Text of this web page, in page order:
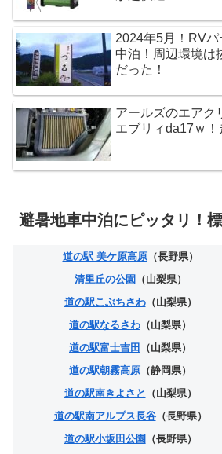
2024年5月！RV
中泊！周辺環境は
だった！
アールズのエアク
エブリィda17ｗ！
避暑地車中泊にピッタリ！
道の駅 美ケ原高原（長野県）
清里丘の公園 （山梨県）
道の駅こぶちさわ（山梨県）
道の駅なるさわ （山梨県）
道の駅富士吉田 （山梨県）
道の駅朝霧高原 （静岡県）
道の駅南きよさと （山梨県）
道の駅南アルプス長谷（長野県）
道の駅小坂田公園 （長野県）